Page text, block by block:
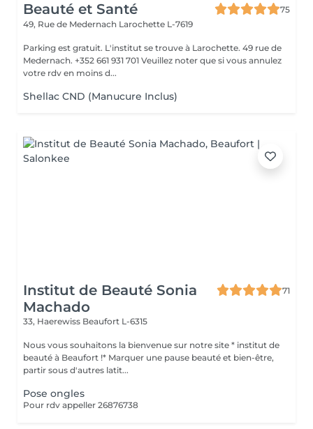
Beauté et Santé
75
49, Rue de Medernach Larochette L-7619
Parking est gratuit. L'institut se trouve à Larochette. 49 rue de
Medernach. +352 661 931 701 Veuillez noter que si vous annulez
votre rdv en moins d...
Shellac CND (Manucure Inclus)
Institut de Beauté Sonia
Machado
71
33, Haerewiss Beaufort L-6315
Nous vous souhaitons la bienvenue sur notre site * institut de
beauté à Beaufort !* Marquer une pause beauté et bien-être,
partir sous d'autres latit...
Pose ongles
Pour rdv appeller 26876738